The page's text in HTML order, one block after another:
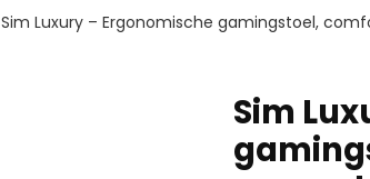
Sim Luxury – Ergonomische gamingstoel,
Sim